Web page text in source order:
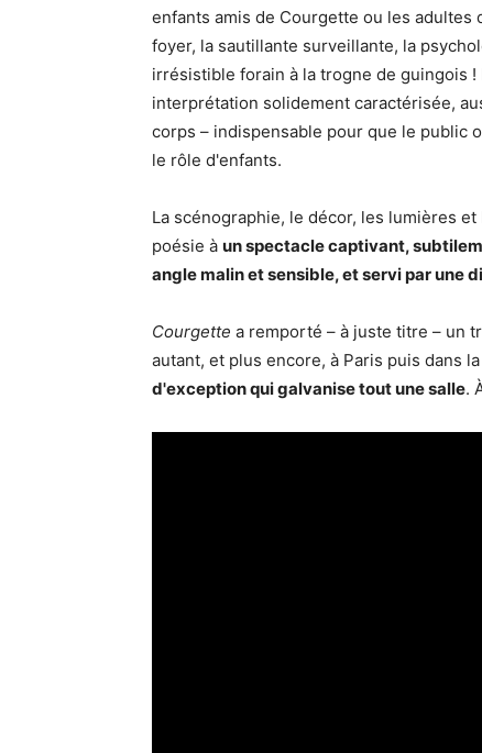
enfants amis de Courgette ou les
foyer, la sautillante surveillante, la
irrésistible forain à la trogne de guingois
interprétation solidement caractérisée,
corps – indispensable pour que le public
le rôle d'enfants.
La scénographie, le décor, les lumières
poésie à un spectacle captivant,
angle malin et sensible, et servi par une
Courgette a remporté – à juste titre – un
autant, et plus encore, à Paris puis dans
d'exception qui galvanise tout une salle.